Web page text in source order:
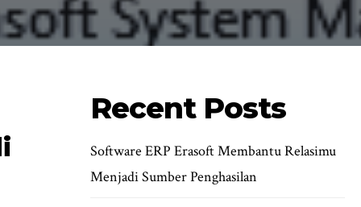
Recent Posts
Software ERP Erasoft Membantu Relasimu
Menjadi Sumber Penghasilan